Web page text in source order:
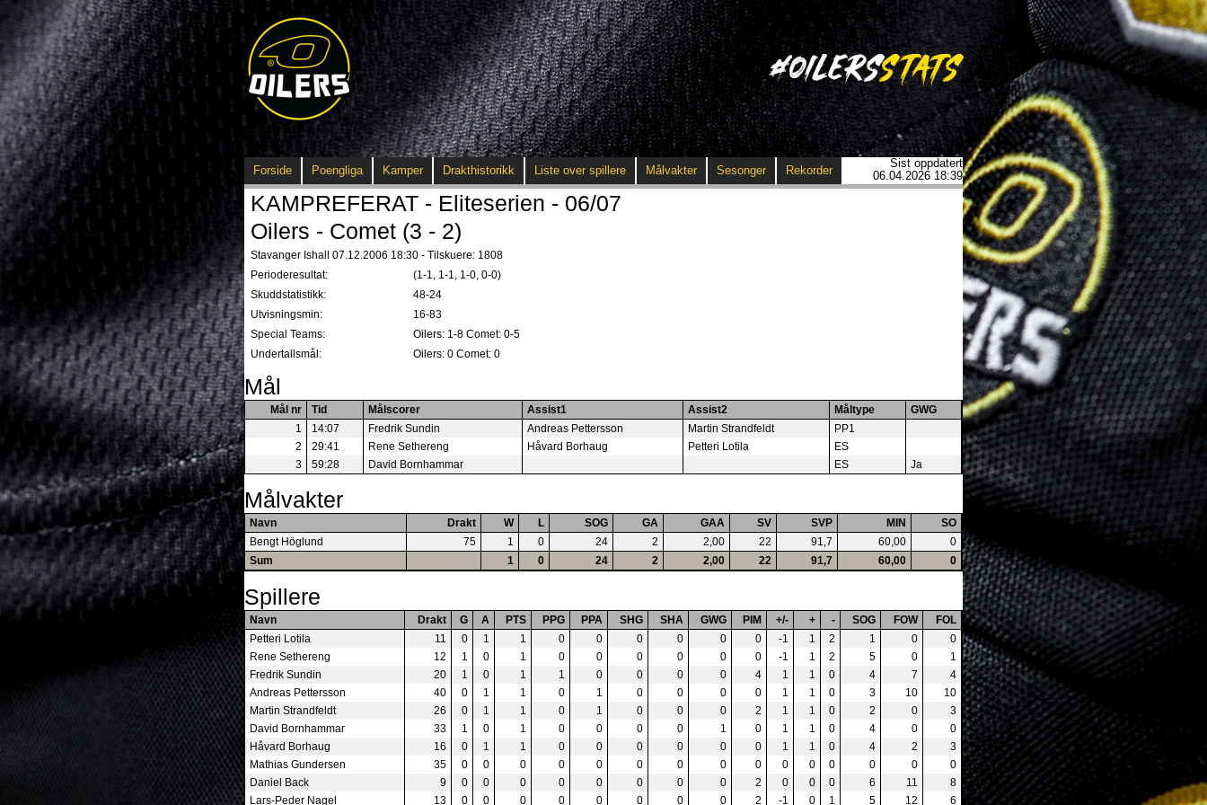
Forside Poengliga Kamper Drakthistorikk Liste over spillere Målvakter Sesonger Rekorder
Sist oppdatert
06.04.2026 18:39
KAMPREFERAT - Eliteserien - 06/07
Oilers - Comet (3 - 2)
Stavanger Ishall 07.12.2006 18:30 - Tilskuere: 1808
Perioderesultat:
(1-1, 1-1, 1-0, 0-0)
Skuddstatistikk:
48-24
Utvisningsmin:
16-83
Special Teams:
Oilers: 1-8 Comet: 0-5
Undertallsmål:
Oilers: 0 Comet: 0
Mål
Mål nr Tid Målscorer Assist1 Assist2 Måltype
GWG
1
14:07 Fredrik Sundin Andreas Pettersson Martin Strandfeldt
PP1
2
29:41 Rene Sethereng Håvard Borhaug Petteri Lotila
ES
3
59:28 David Bornhammar ES Ja
Målvakter
Navn Drakt W L SOG GA GAA SV SVP MIN
SO
Bengt Höglund
75 1 0 24 2 2,00 22 91,7 60,00
0
Sum
1 0 24 2 2,00 22 91,7 60,00 0
Spillere
Navn Drakt G A PTS PPG PPA SHG SHA GWG PIM +/- + - SOG FOW
FOL
Petteri Lotila
11 0 1 1 0 0 0 0 0 0 -1 1 2 1 0
0
Rene Sethereng
12 1 0 1 0 0 0 0 0 0 -1 1 2 5 0
1
Fredrik Sundin
20 1 0 1 1 0 0 0 0 4 1 1 0 4 7
4
Andreas Pettersson
40 0 1 1 0 1 0 0 0 0 1 1 0 3 10
10
Martin Strandfeldt
26 0 1 1 0 1 0 0 0 2 1 1 0 2 0
3
David Bornhammar
33 1 0 1 0 0 0 0 1 0 1 1 0 4 0
0
Håvard Borhaug
16 0 1 1 0 0 0 0 0 0 1 1 0 4 2
3
Mathias Gundersen
35 0 0 0 0 0 0 0 0 0 0 0 0 0 0
0
Daniel Back
9 0 0 0 0 0 0 0 0 2 0 0 0 6 11
8
Lars-Peder Nagel
13 0 0 0 0 0 0 0 0 2 -1 0 1 5 12 6